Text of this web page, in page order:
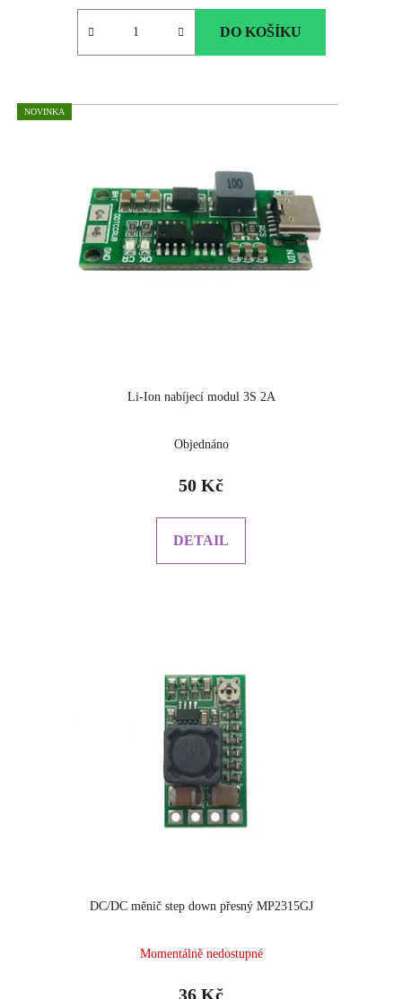
DO KOŠÍKU
NOVINKA
Li-Ion nabíjecí modul 3S 2A
Objednáno
50 Kč
DETAIL
DC/DC měnič step down přesný MP2315GJ
hodnocení
Momentálně nedostupné
36 Kč